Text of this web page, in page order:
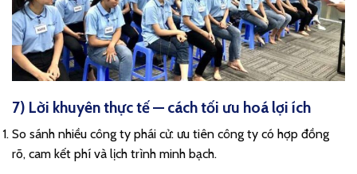
7) Lời khuyên thực tế — cách tối ưu hoá lợi ích
So sánh nhiều công ty phái cử: ưu tiên công ty có hợp đồng
rõ, cam kết phí và lịch trình minh bạch.